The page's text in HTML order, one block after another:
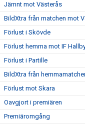
Jämnt mot Västerås
BildXtra från matchen mot
Förlust i Skövde
Förlust hemma mot IF
Förlust i Partille
BildXtra från
Förlust mot Skara
Oavgjort i premiären
Premiäromgång